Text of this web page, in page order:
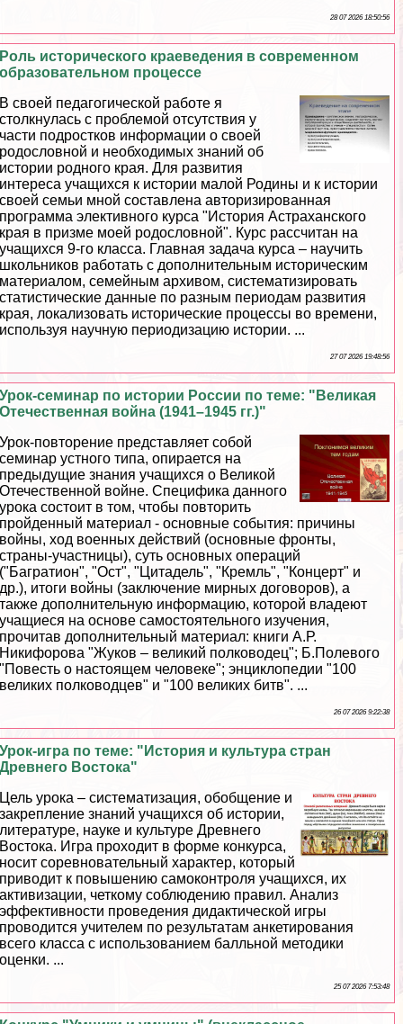
28 07 2026 18:50:56
Роль исторического краеведения в современном
образовательном процессе
В своей педагогической работе я
столкнулась с проблемой отсутствия у
части подростков информации о своей
родословной и необходимых знаний об
истории родного края. Для развития
интереса учащихся к истории малой Родины и к истории
своей семьи мной составлена авторизированная
программа элективного курса "История Астpaxaнского
края в призме моей родословной". Курс рассчитан на
учащихся 9-го класса. Главная задача курса – научить
школьников работать с дополнительным историческим
материалом, семейным архивом, систематизировать
статистические данные по разным периодам развития
края, локализовать исторические процессы во времени,
используя научную периодизацию истории. ...
27 07 2026 19:48:56
Урок-семинар по истории России по теме: "Великая
Отечественная война (1941–1945 гг.)"
Урок-повторение представляет собой
семинар устного типа, опирается на
предыдущие знания учащихся о Великой
Отечественной войне. Специфика данного
урока состоит в том, чтобы повторить
пройденный материал - основные события: причины
войны, ход военных действий (основные фронты,
страны-участницы), суть основных операций
("Багратион", "Ост", "Цитадель", "Кремль", "Концерт" и
др.), итоги войны (заключение мирных договоров), а
также дополнительную информацию, которой владеют
учащиеся на основе самостоятельного изучения,
прочитав дополнительный материал: книги А.Р.
Никифорова "Жуков – великий полководец"; Б.Полевого
"Повесть о настоящем человеке"; энциклопедии "100
великих полководцев" и "100 великих битв". ...
26 07 2026 9:22:38
Урок-игра по теме: "История и культура стран
Древнего Востока"
Цель урока – систематизация, обобщение и
закрепление знаний учащихся об истории,
литературе, науке и культуре Древнего
Востока. Игра проходит в форме конкурса,
носит соревновательный хаpaктер, который
приводит к повышению самоконтроля учащихся, их
активизации, четкому соблюдению правил. Анализ
эффективности проведения дидактической игры
проводится учителем по результатам анкетирования
всего класса с использованием балльной методики
оценки. ...
25 07 2026 7:53:48